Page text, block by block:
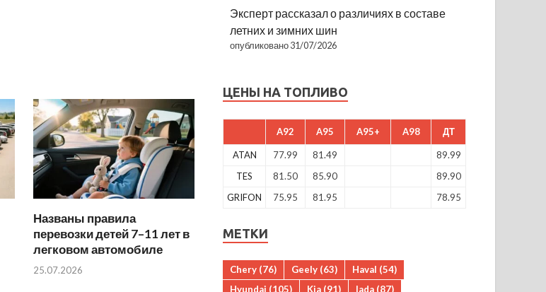
Названы правила
перевозки детей 7–11 лет в
легковом автомобиле
25.07.2026
Эксперт рассказал о различиях в составе
летних и зимних шин
опубликовано 31/07/2026
ЦЕНЫ НА ТОПЛИВО
A92 A95 A95+ A98 ДТ
ATAN 77.99 81.49
89.99
TES
81.50 85.90
89.90
GRIFON
75.95 81.95 78.95
МЕТКИ
Chery (76) Geely (63) Haval (54)
Hyundai (105) Kia (91) lada (87)